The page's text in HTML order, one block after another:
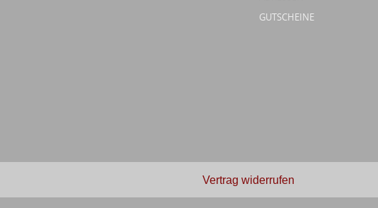
GUTSCHEINE
Vertrag widerrufen